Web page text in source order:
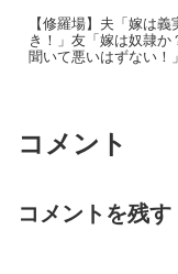
【修羅場】夫「嫁は
き！」友「嫁は奴隷か
聞いて悪いはずない！
コメント
コメントを残す